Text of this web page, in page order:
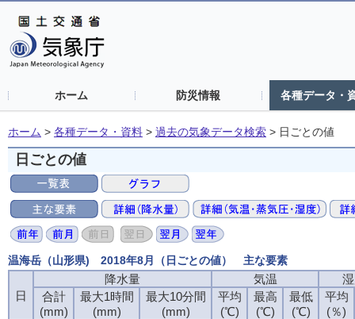
ホーム 防災情報 各種データ・
ホーム > 各種データ・資料 > 過去の気象データ検索 > 日ごとの値
日ごとの値
温海岳（山形県) 2018年8月（日ごとの値） 主な要素
日
降水量 気温
合計
(mm)
最大1時間
(mm)
最大10分間
(mm)
平均
(℃)
最高
(℃)
最低
(℃)
平均
(％)